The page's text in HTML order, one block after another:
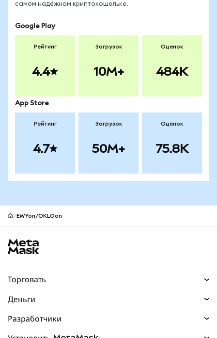
самом надёжном криптокошельке.
Google Play
Рейтинг
4.4
Загрузок
10M+
Оценок
484K
App Store
Рейтинг
4.7
Загрузок
50M+
Оценок
75.8K
EWYon/OKLOon
Торговать
Прогнозы
Деньги
Разработчики